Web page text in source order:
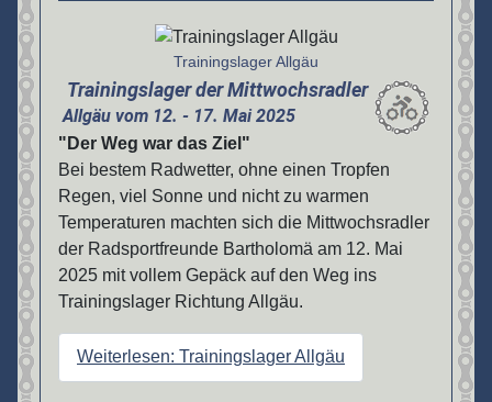
Trainingslager Allgäu
Trainingslager der Mittwochsradler
Allgäu vom 12. - 17. Mai 2025
"Der Weg war das Ziel"
Bei bestem Radwetter, ohne einen Tropfen
Regen, viel Sonne und nicht zu warmen
Temperaturen machten sich die Mittwochsradler
der Radsportfreunde Bartholomä am 12. Mai
2025 mit vollem Gepäck auf den Weg ins
Trainingslager Richtung Allgäu.
Weiterlesen: Trainingslager Allgäu